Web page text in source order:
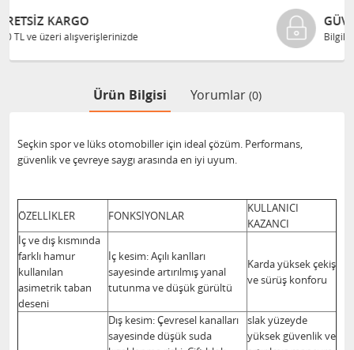
Bilgileriniz 128 Bit SSL ile güvende
Ürün Bilgisi Yorumlar (0)
Seçkin spor ve lüks otomobiller için ideal çözüm. Performans,
güvenlik ve çevreye saygı arasında en iyi uyum.
ÖZELLİKLER FONKSİYONLAR
KULLANICI
KAZANCI
İç ve dış kısmında
farklı hamur
kullanılan
asimetrik taban
deseni
İç kesim: Açılı kanlları
sayesinde artırılmış yanal
tutunma ve düşük gürültü
Karda yüksek çekiş
ve sürüş konforu
Dış kesim: Çevresel kanalları
sayesinde düşük suda
slak yüzeyde
yüksek güvenlik ve